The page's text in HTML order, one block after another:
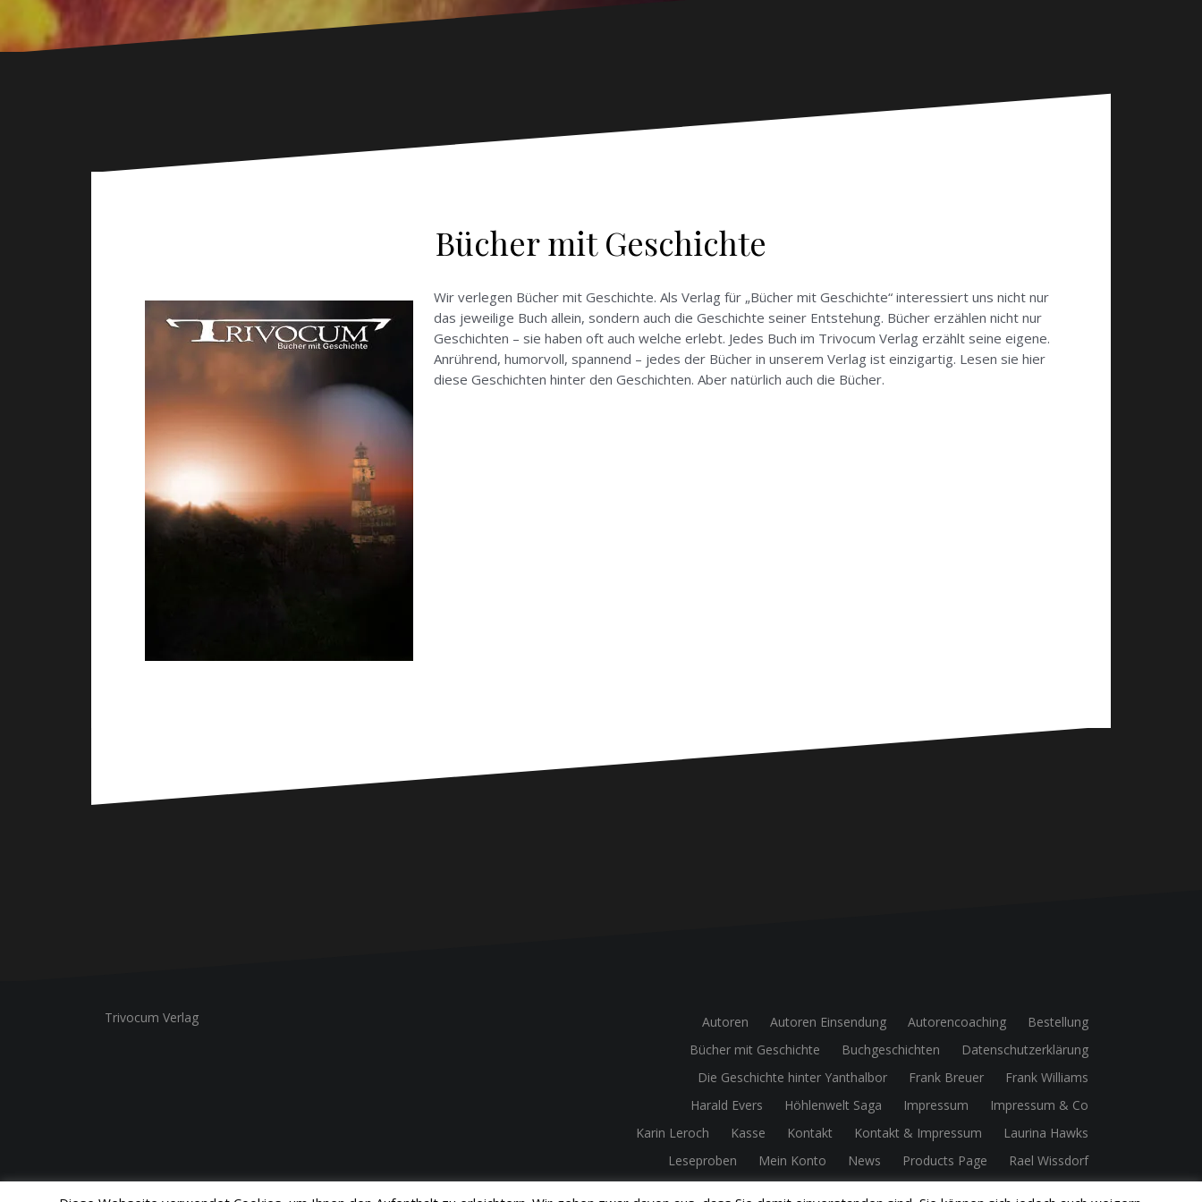
Bücher mit Geschichte
Wir verlegen Bücher mit Geschichte. Als Verlag für „Bücher mit Geschichte“ interessiert uns nicht nur
das jeweilige Buch allein, sondern auch die Geschichte seiner Entstehung. Bücher erzählen nicht nur
Geschichten – sie haben oft auch welche erlebt. Jedes Buch im Trivocum Verlag erzählt seine eigene.
Anrührend, humorvoll, spannend – jedes der Bücher in unserem Verlag ist einzigartig. Lesen sie hier
diese Geschichten hinter den Geschichten. Aber natürlich auch die Bücher.
Trivocum Verlag Autoren Autoren Einsendung Autorencoaching
Bestellung
Bücher mit Geschichte
Buchgeschichten
Datenschutzerklärung
Die Geschichte hinter Yanthalbor
Frank Breuer
Frank Williams
Harald Evers
Höhlenwelt Saga Impressum
Impressum & Co
Karin Leroch
Kasse Kontakt Kontakt & Impressum
Laurina Hawks
Leseproben
Mein Konto News Products Page
Rael Wissdorf